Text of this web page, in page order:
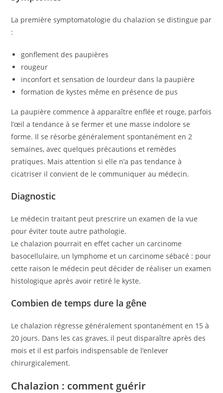
La première symptomatologie du chalazion se distingue par
:
gonflement des paupières
rougeur
inconfort et sensation de lourdeur dans la paupière
formation de kystes même en présence de pus
La paupière commence à apparaître enflée et rouge, parfois
l’œil a tendance à se fermer et une masse indolore se
forme. Il se résorbe généralement spontanément en 2
semaines, avec quelques précautions et remèdes
pratiques. Mais attention si elle n’a pas tendance à
cicatriser il convient de le communiquer au médecin.
Diagnostic
Le médecin traitant peut prescrire un examen de la vue
pour éviter toute autre pathologie.
Le chalazion pourrait en effet cacher un carcinome
basocellulaire, un lymphome et un carcinome sébacé : pour
cette raison le médecin peut décider de réaliser un examen
histologique après avoir retiré le kyste.
Combien de temps dure la gêne
Le chalazion régresse généralement spontanément en 15 à
20 jours. Dans les cas graves, il peut disparaître après des
mois et il est parfois indispensable de l’enlever
chirurgicalement.
Chalazion : comment guérir